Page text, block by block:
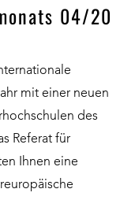
04/20
mit einer neuen
des
Referat für
Ihnen eine